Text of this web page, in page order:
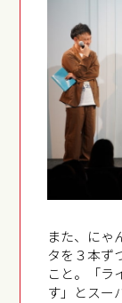
また、にゃ
タを３本ず
こと。「ラ
す」とスー